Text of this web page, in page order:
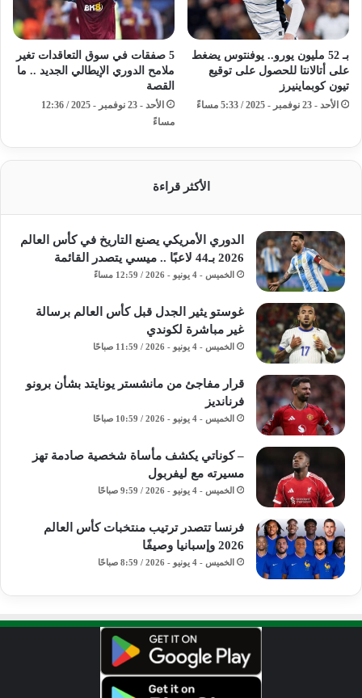
بـ 52 مليون يورو.. يوفنتوس يضغط
على أتالانتا للحصول على توقيع
تيون كوبماينيرز
الأحد - 23 نوفمبر - 2025 / 5:33 مساءً
5 صفقات في سوق التعاقدات تغير
ملامح الدوري الإيطالي الجديد .. ما
القصة
الأحد - 23 نوفمبر - 2025 / 12:36
مساءً
الأكثر قراءة
الدوري الأمريكي يصنع التاريخ في كأس العالم
2026 بـ44 لاعبًا .. ميسي يتصدر القائمة
الخميس - 4 يونيو - 2026 / 12:59 مساءً
غوستو يثير الجدل قبل كأس العالم برسالة
غير مباشرة لكوندي
الخميس - 4 يونيو - 2026 / 11:59 صباحًا
قرار مفاجئ من مانشستر يونايتد بشأن برونو
فرنانديز
الخميس - 4 يونيو - 2026 / 10:59 صباحًا
– كوناتي يكشف مأساة شخصية صادمة تهز
مسيرته مع ليفربول
الخميس - 4 يونيو - 2026 / 9:59 صباحًا
فرنسا تتصدر ترتيب منتخبات كأس العالم
2026 وإسبانيا وصيفًا
الخميس - 4 يونيو - 2026 / 8:59 صباحًا